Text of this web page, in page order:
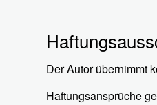
Der Autor übernimmt
Haftungsansprüche